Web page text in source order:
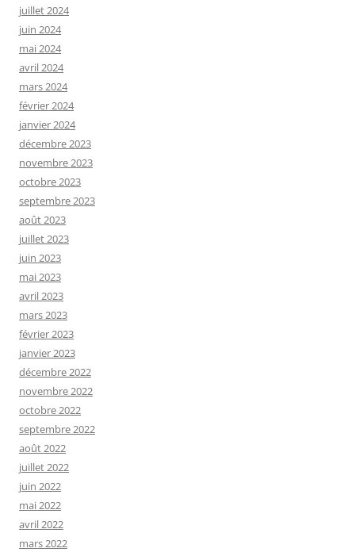
juillet 2024
juin 2024
mai 2024
avril 2024
mars 2024
février 2024
janvier 2024
décembre 2023
novembre 2023
octobre 2023
septembre 2023
août 2023
juillet 2023
juin 2023
mai 2023
avril 2023
mars 2023
février 2023
janvier 2023
décembre 2022
novembre 2022
octobre 2022
septembre 2022
août 2022
juillet 2022
juin 2022
mai 2022
avril 2022
mars 2022